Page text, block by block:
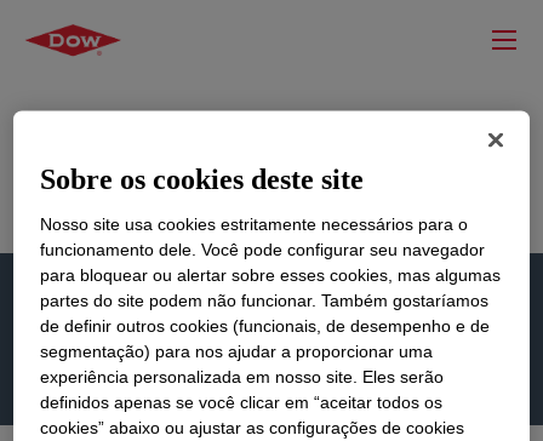
Página Inicial
Fabricação Industrial e Produtos Químicos
Seletor de Produto Guiado por Antiaderência Industrial
Seletor de Produto Guiado por
Antiaderência Industrial
Sobre os cookies deste site
Nosso site usa cookies estritamente necessários para o
funcionamento dele. Você pode configurar seu navegador
para bloquear ou alertar sobre esses cookies, mas algumas
partes do site podem não funcionar. Também gostaríamos
de definir outros cookies (funcionais, de desempenho e de
segmentação) para nos ajudar a proporcionar uma
experiência personalizada em nosso site. Eles serão
definidos apenas se você clicar em “aceitar todos os
cookies” abaixo ou ajustar as configurações de cookies